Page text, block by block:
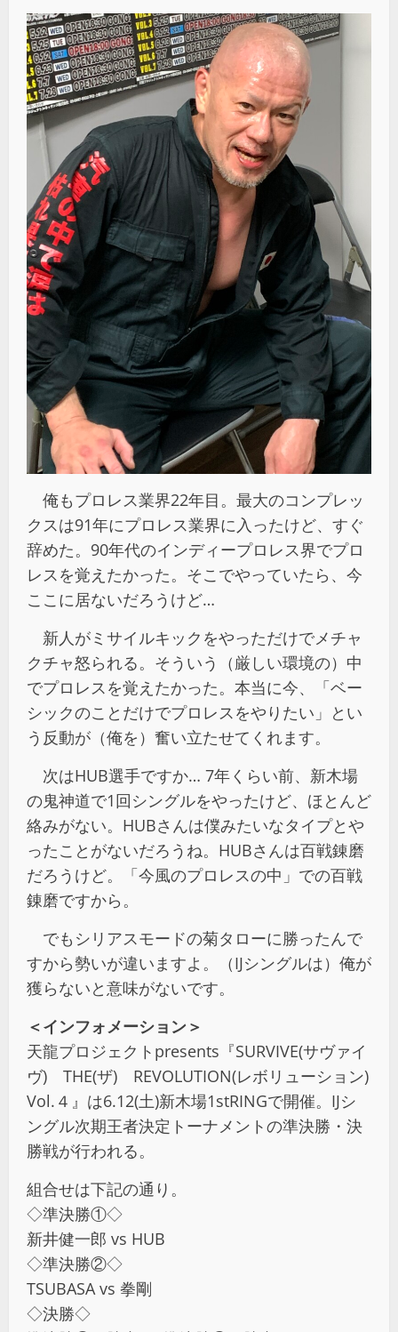
俺もプロレス業界22年目。最大のコンプレッ
クスは91年にプロレス業界に入ったけど、すぐ
辞めた。90年代のインディープロレス界でプロ
レスを覚えたかった。そこでやっていたら、今
ここに居ないだろうけど…
新人がミサイルキックをやっただけでメチャ
クチャ怒られる。そういう（厳しい環境の）中
でプロレスを覚えたかった。本当に今、「ベー
シックのことだけでプロレスをやりたい」とい
う反動が（俺を）奮い立たせてくれます。
次はHUB選手ですか… 7年くらい前、新木場
の鬼神道で1回シングルをやったけど、ほとんど
絡みがない。HUBさんは僕みたいなタイプとや
ったことがないだろうね。HUBさんは百戦錬磨
だろうけど。「今風のプロレスの中」での百戦
錬磨ですから。
でもシリアスモードの菊タローに勝ったんで
すから勢いが違いますよ。（IJシングルは）俺が
獲らないと意味がないです。
＜インフォメーション＞
天龍プロジェクトpresents『SURVIVE(サヴァイ
ヴ) THE(ザ) REVOLUTION(レボリューション)
Vol.４』は6.12(土)新木場1stRINGで開催。IJシ
ングル次期王者決定トーナメントの準決勝・決
勝戦が行われる。
組合せは下記の通り。
◇準決勝①◇
新井健一郎 vs HUB
◇準決勝②◇
TSUBASA vs 拳剛
◇決勝◇